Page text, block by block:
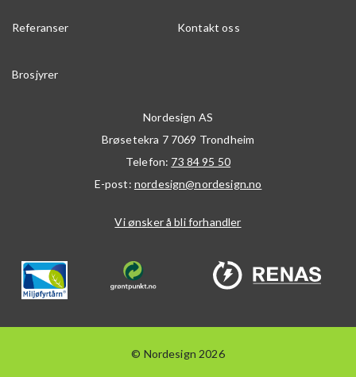
Referanser Kontakt oss
Brosjyrer
Nordesign AS
Brøsetekra 7 7069 Trondheim
Telefon: 73 84 95 50
E-post: nordesign@nordesign.no
Vi ønsker å bli forhandler
© Nordesign 2026